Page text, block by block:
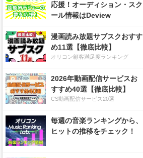
応援！オーディション・スク
ール情報はDeview
漫画読み放題サブスクおすす
め11選【徹底比較】
オリコン顧客満足度ランキング
2026年動画配信サービスお
すすめ40選【徹底比較】
CS動画配信サービス20選
毎週の音楽ランキングから、
ヒットの推移をチェック！